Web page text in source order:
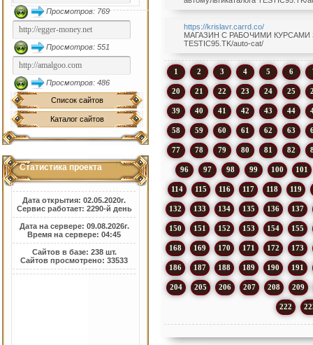
Просмотров: 769
Просмотров: 551
Просмотров: 486
Список сайтов
Каталог сайтов
Статистика проекта
Дата открытия: 02.05.2020г.
Сервис работает: 2290-й день
Дата на сервере: 09.08.2026г.
Время на сервере: 04:45
Сайтов в базе: 238 шт.
Сайтов просмотрено: 33533
https://krislavr.carrd.co/
МАГАЗИН С РАБОЧИМИ КУРСАМИ ЗА
TESTIC95.TK/auto-cat/
1 2 3 4 5 6
20 21 22 23 24 25
39 40 41 42 43 44
58 59 60 61 62 63
77 78 79 80 81 82
96 97 98 99 100 101
114 115 116 117 118 119
132 133 134 135 136 137
150 151 152 153 154 155
168 169 170 171 172 173
186 187 188 189 190 191
204 205 206 207 208 209
222